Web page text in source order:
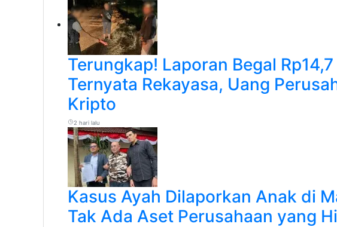
Terungkap! Laporan Begal
Ternyata Rekayasa, Uang
Kripto
2 hari lalu
Kasus Ayah Dilaporkan Anak di
Tak Ada Aset Perusahaan yang